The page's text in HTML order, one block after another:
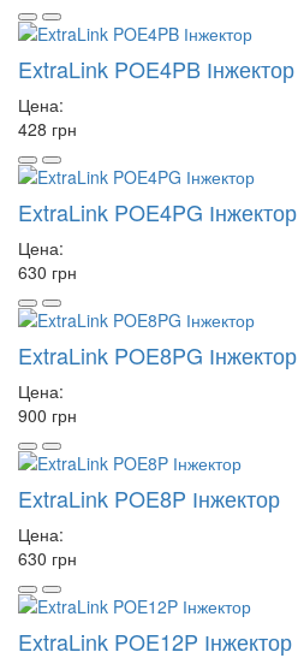
ExtraLink POE4PB Інжектор
Цена:
428 грн
ExtraLink POE4PG Інжектор
Цена:
630 грн
ExtraLink POE8PG Інжектор
Цена:
900 грн
ExtraLink POE8P Інжектор
Цена:
630 грн
ExtraLink POE12P Інжектор